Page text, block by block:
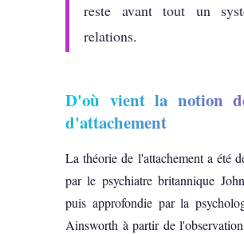
reste avant tout un
relations.
D'où vient la notion
d'attachement
La théorie de l'attachement a été
par le psychiatre britannique
puis approfondie par la
Ainsworth à partir de